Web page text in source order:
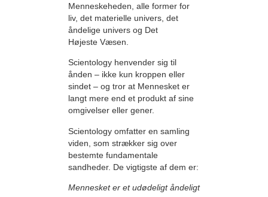
Menneskeheden, alle former for
liv, det materielle univers, det
åndelige univers og Det
Højeste Væsen.
Scientology henvender sig til
ånden – ikke kun kroppen eller
sindet – og tror at Mennesket er
langt mere end et produkt af sine
omgivelser eller gener.
Scientology omfatter en samling
viden, som strækker sig over
bestemte fundamentale
sandheder. De vigtigste af dem er:
Mennesket er et udødeligt åndeligt